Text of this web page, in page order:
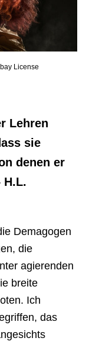
License
Lehren
sie
denen er
H.L.
Demagogen
die
agierenden
breite
Ich
das